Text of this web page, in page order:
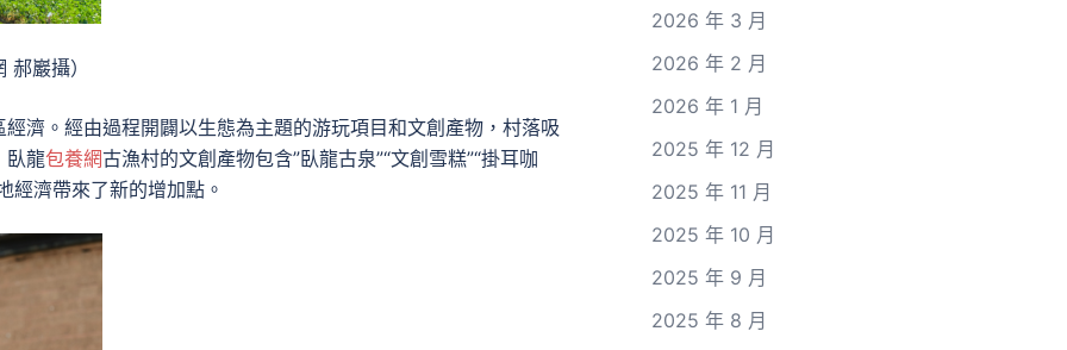
巖攝）
濟。經由過程開闢以生態為主題的游玩項目和文創產物，村落吸
臥龍包養網古漁村的文創產物包含”臥龍古泉”“文創雪糕”“掛耳咖
經濟帶來了新的增加點。
2026 年 3 月
2026 年 2 月
2026 年 1 月
2025 年 12 月
2025 年 11 月
2025 年 10 月
2025 年 9 月
2025 年 8 月